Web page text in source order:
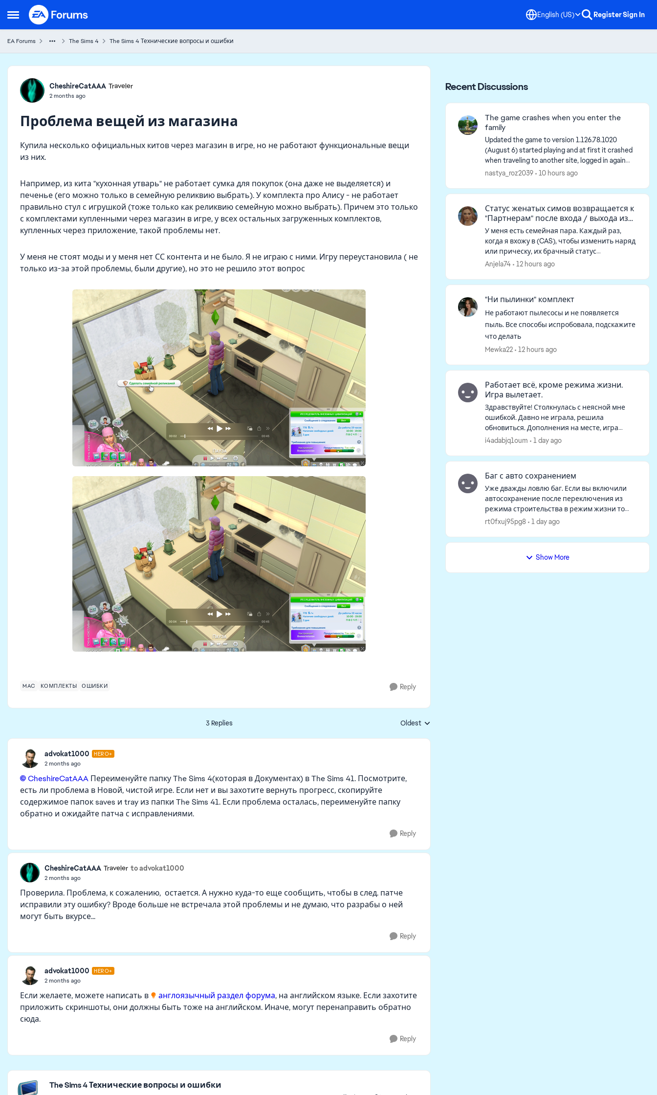
Open Side Menu
Skip to content English (US) RegisterSign In
EA Forums The Sims 4 The Sims 4 Технические вопросы и ошибки
Forum Discussion
CheshireCatAAA Traveler
2 months ago
Проблема вещей из магазина
Купила несколько официальных китов через магазин в игре, но не работают функциональные вещи
из них.
Например, из кита "кухонная утварь" не работает сумка для покупок (она даже не выделяется) и
печенье (его можно только в семейную реликвию выбрать). У комплекта про Алису - не работает
правильно стул с игрушкой (тоже только как реликвию семейную можно выбрать). Причем это только
с комплектами купленными через магазин в игре, у всех остальных загруженных комплектов,
купленных через приложение, такой проблемы нет.
У меня не стоят моды и у меня нет СС контента и не было. Я не играю с ними. Игру переустановила ( не
только из-за этой проблемы, были другие), но это не решило этот вопрос
MAC КОМПЛЕКТЫ ОШИБКИ Reply
3 Replies Replies sorted by
Oldest
advokat1000 HERO+
2 months ago
CheshireCatAAA​ Переименуйте папку The Sims 4(которая в Документах) в The Sims 41. Посмотрите,
есть ли проблема в Новой, чистой игре. Если нет и вы захотите вернуть прогресс, скопируйте
содержимое папок saves и tray из папки The Sims 41. Если проблема осталась, переименуйте папку
обратно и ожидайте патча с исправлениями.
Reply
CheshireCatAAA Traveler to advokat1000
2 months ago
Проверила. Проблема, к сожалению, остается. А нужно куда-то еще сообщить, чтобы в след. патче
исправили эту ошибку? Вроде больше не встречала этой проблемы и не думаю, что разрабы о ней
могут быть вкурсе...
Reply
advokat1000 HERO+
2 months ago
Если желаете, можете написать в англоязычный раздел форума, на английском языке. Если захотите
приложить скриншоты, они должны быть тоже на английском. Иначе, могут перенаправить обратно
сюда.
Reply
Featured Places
The Sims 4 Технические вопросы и ошибки
Recent Discussions
The game crashes when you enter the
family
Updated the game to version 1.126.78.1020
(August 6) started playing and at first it crashed
when traveling to another site, logged in again
and everything was fine, exited without saving,
nastya_roz2039 10 hours ago
Статус женатых симов возвращается к
"Партнерам" после входа / выхода из
CAS
У меня есть семейная пара. Каждый раз,
когда я вхожу в (CAS), чтобы изменить наряд
или прическу, их брачный статус
автоматически удаляется. Когда я
они больше н...
Anjela74 12 hours ago
"Ни пылинки" комплект
Не работают пылесосы и не появляется
пыль. Все способы испробовала, подскажите
что делать
Mewka22
12 hours ago
Работает всё, кроме режима жизни.
Игра вылетает.
Здравствуйте! Столкнулась с неясной мне
ошибкой. Давно не играла, решила
обновиться. Дополнения на месте, игра
загрузилась, но семьи на начальном экране
игра гр...
i4adabjq1oum 1 day ago
Баг с авто сохранением
Уже дважды ловлю баг. Если вы включили
автосохранение после переключения из
режима строительства в режим жизни то
после того как вы в режиме строительства
жизни, в...
rt0fxuj95pg8 1 day ago
Show More